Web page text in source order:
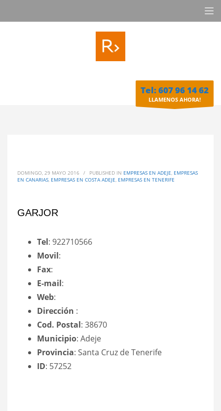
Tel: 607 96 14 62
LLAMENOS AHORA!
DOMINGO, 29 MAYO 2016 / PUBLISHED IN EMPRESAS EN ADEJE, EMPRESAS
EN CANARIAS, EMPRESAS EN COSTA ADEJE, EMPRESAS EN TENERIFE
GARJOR
Tel: 922710566
Movil:
Fax:
E-mail:
Web:
Dirección :
Cod. Postal: 38670
Municipio: Adeje
Provincia: Santa Cruz de Tenerife
ID: 57252